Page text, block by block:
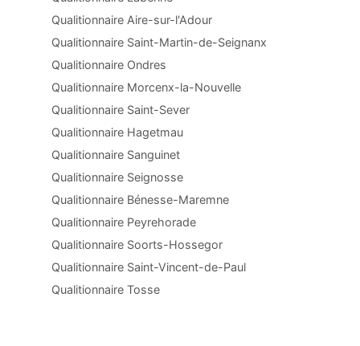
Qualitionnaire Aire-sur-l'Adour
Qualitionnaire Saint-Martin-de-Seignanx
Qualitionnaire Ondres
Qualitionnaire Morcenx-la-Nouvelle
Qualitionnaire Saint-Sever
Qualitionnaire Hagetmau
Qualitionnaire Sanguinet
Qualitionnaire Seignosse
Qualitionnaire Bénesse-Maremne
Qualitionnaire Peyrehorade
Qualitionnaire Soorts-Hossegor
Qualitionnaire Saint-Vincent-de-Paul
Qualitionnaire Tosse